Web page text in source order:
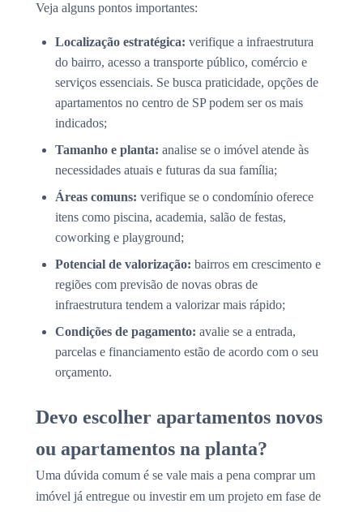
Veja alguns pontos importantes:
Localização estratégica: verifique a infraestrutura
do bairro, acesso a transporte público, comércio e
serviços essenciais. Se busca praticidade, opções de
apartamentos no centro de SP podem ser os mais
indicados;
Tamanho e planta: analise se o imóvel atende às
necessidades atuais e futuras da sua família;
Áreas comuns: verifique se o condomínio oferece
itens como piscina, academia, salão de festas,
coworking e playground;
Potencial de valorização: bairros em crescimento e
regiões com previsão de novas obras de
infraestrutura tendem a valorizar mais rápido;
Condições de pagamento: avalie se a entrada,
parcelas e financiamento estão de acordo com o seu
orçamento.
Devo escolher apartamentos novos
ou apartamentos na planta?
Uma dúvida comum é se vale mais a pena comprar um
imóvel já entregue ou investir em um projeto em fase de